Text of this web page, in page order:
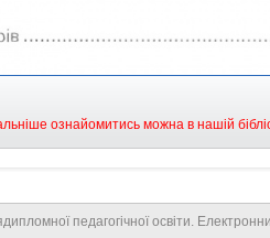
ознайомитись можна в нашій
педагогічної освіти.